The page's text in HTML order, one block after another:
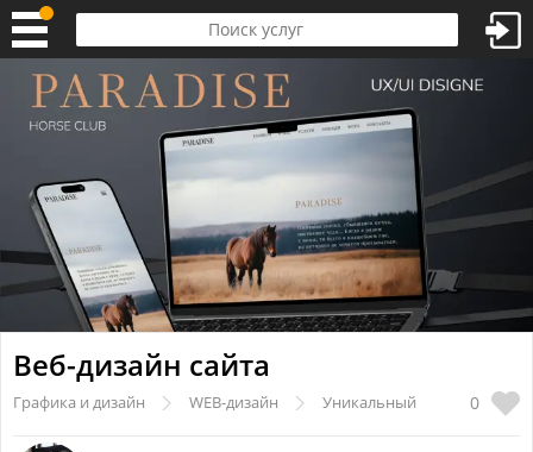
Веб-дизайн сайта
0
Графика и дизайн WEB-дизайн Уникальный